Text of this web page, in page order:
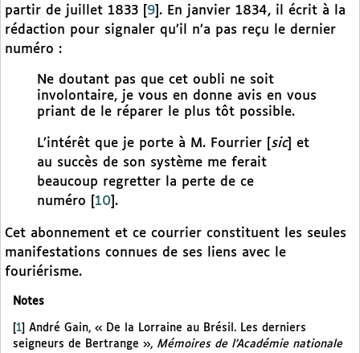
partir de juillet 1833
9 . En janvier 1834, il écrit à la
rédaction pour signaler qu’il n’a pas reçu le dernier
numéro :
Ne doutant pas que cet oubli ne soit
involontaire, je vous en donne avis en vous
priant de le réparer le plus tôt possible.
L’intérêt que je porte à M. Fourrier [ sic] et
au succès de son système me ferait
beaucoup regretter la perte de ce
numéro
10 .
Cet abonnement et ce courrier constituent les seules
manifestations connues de ses liens avec le
fouriérisme.
Notes
1
André Gain, « De la Lorraine au Brésil. Les derniers
seigneurs de Bertrange », Mémoires de l’Académie nationale